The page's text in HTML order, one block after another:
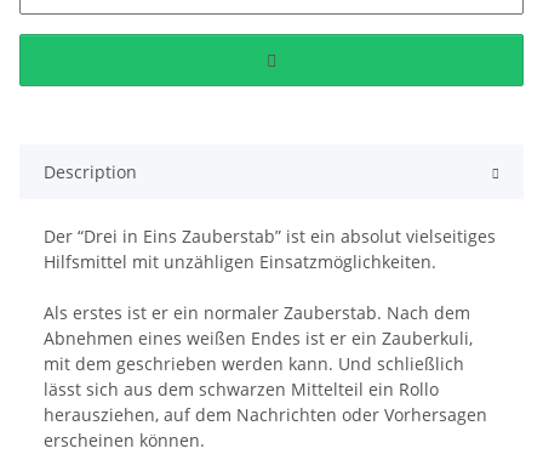
Description
Der “Drei in Eins Zauberstab” ist ein absolut vielseitiges
Hilfsmittel mit unzähligen Einsatzmöglichkeiten.
Als erstes ist er ein normaler Zauberstab. Nach dem
Abnehmen eines weißen Endes ist er ein Zauberkuli,
mit dem geschrieben werden kann. Und schließlich
lässt sich aus dem schwarzen Mittelteil ein Rollo
herausziehen, auf dem Nachrichten oder Vorhersagen
erscheinen können.